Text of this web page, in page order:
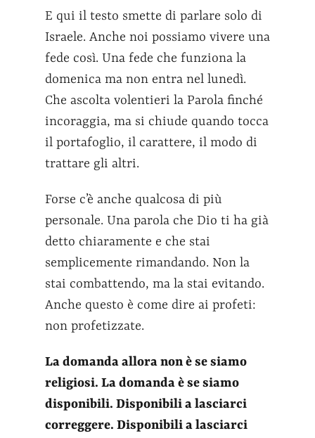
E qui il testo smette di parlare solo di
Israele. Anche noi possiamo vivere una
fede così. Una fede che funziona la
domenica ma non entra nel lunedì.
Che ascolta volentieri la Parola finché
incoraggia, ma si chiude quando tocca
il portafoglio, il carattere, il modo di
trattare gli altri.
Forse c’è anche qualcosa di più
personale. Una parola che Dio ti ha già
detto chiaramente e che stai
semplicemente rimandando. Non la
stai combattendo, ma la stai evitando.
Anche questo è come dire ai profeti:
non profetizzate.
La domanda allora non è se siamo
religiosi. La domanda è se siamo
disponibili. Disponibili a lasciarci
correggere. Disponibili a lasciarci